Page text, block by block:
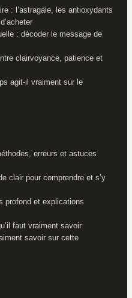
: l’astragale, les antioxydants
: décoder le message de
clairvoyance, patience et
agit-il vraiment sur le
erreurs et astuces
clair pour comprendre et s’y
profond et explications
faut vraiment savoir
savoir sur cette